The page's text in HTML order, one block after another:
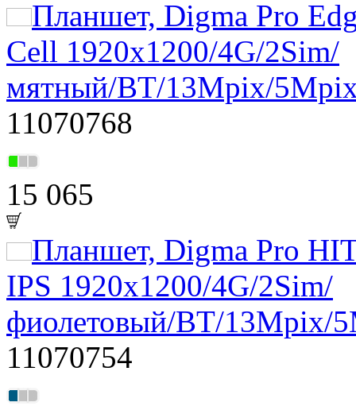
Планшет, Digma Pro
Cell 1920x1200/4G/2Sim/
мятный/BT/13Mpix/
11070768
15 065
Планшет, Digma Pro
IPS 1920x1200/4G/2Sim/
фиолетовый/BT/13Mpix/
11070754